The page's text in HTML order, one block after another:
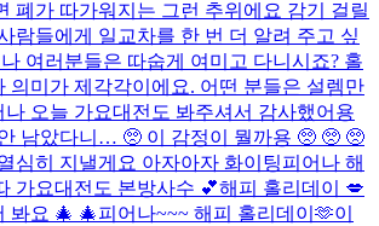
폐가 따가워지는 그런 추위에요 감기 걸릴
람들에게 일교차를 한 번 더 알려 주고 싶
여러분들은 따숩게 여미고 다니시죠? 홀
의미가 제각각이에요. 어떤 분들은 설렘만
나 오늘 가요대전도 봐주셔서 감사했어용
남았다니… 🥺 이 감정이 뭘까용 🥺 🥺 🥺
심히 지낼게요 아자아자 화이팅피어나 해
가요대전도 본방사수 💕해피 홀리데이 💋
봐요 🎄 🎄피어나~~~ 해피 홀리데이🫶이